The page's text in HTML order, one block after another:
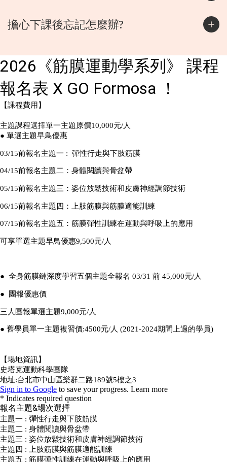
擔心下課後忘記怎麼辦?